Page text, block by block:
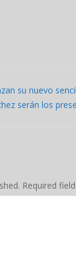
su nuevo
serán los
Required